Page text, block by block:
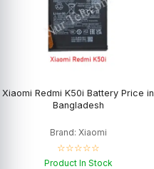
Xiaomi Redmi K50i Battery Price in
Bangladesh
Brand: Xiaomi
☆☆☆☆☆
Product In Stock